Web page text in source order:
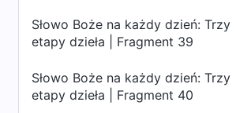
Słowo Boże na każdy dzień: Trzy
etapy dzieła | Fragment 39
Słowo Boże na każdy dzień: Trzy
etapy dzieła | Fragment 40